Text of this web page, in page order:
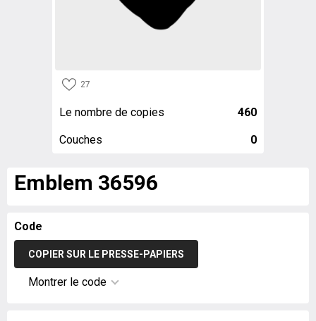
27
Le nombre de copies 460
Couches 0
Emblem 36596
Code
COPIER SUR LE PRESSE-PAPIERS
Montrer le code